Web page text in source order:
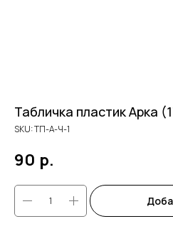
Табличка пластик Арка
SKU:ТП-А-Ч-1
90 р.